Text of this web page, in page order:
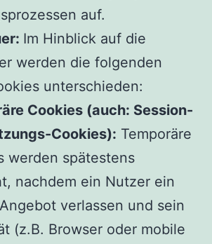
auf.
Im Hinblick auf die
werden die folgenden
unterschieden:
Cookies (auch: Session-
Cookies): Temporäre
werden spätestens
nachdem ein Nutzer ein
verlassen und sein
(z.B. Browser oder mobile